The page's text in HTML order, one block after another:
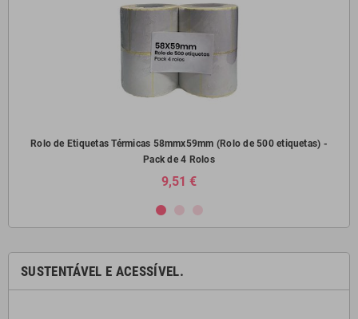
Rolo de Etiquetas Térmicas 58mmx59mm (Rolo de 500 etiquetas) -
Pack de 4 Rolos
9,51 €
SUSTENTÁVEL E ACESSÍVEL.